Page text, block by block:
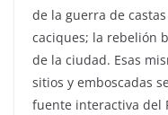
de la guerra de
caciques; la rebelión
de la ciudad. Esas
sitios y emboscadas
fuente interactiva del